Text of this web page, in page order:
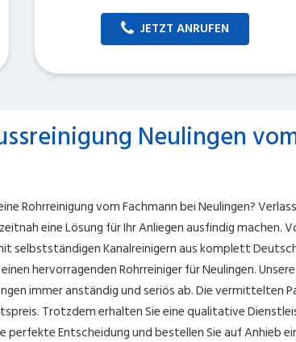
JETZT ANRUFEN
Neulingen
Rohrreinigung vom Fachmann bei Neulingen?
eine Lösung für Ihr Anliegen ausfindig machen.
selbstständigen Kanalreinigern aus komplett
hervorragenden Rohrreiniger für Neulingen. Unsere
immer anständig und seriös ab. Die vermittelten
Trotzdem erhalten Sie eine qualitative
perfekte Entscheidung und bestellen Sie auf Anhieb